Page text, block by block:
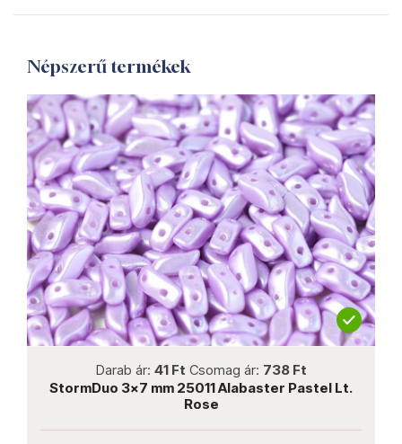
Népszerű termékek
Darab ár: 41 Ft Csomag ár: 738 Ft
StormDuo 3x7 mm 25011 Alabaster Pastel Lt.
Rose